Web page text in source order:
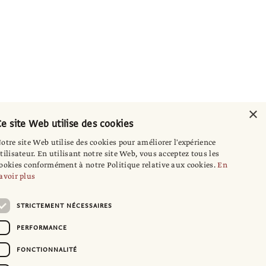
×
site Web utilise des cookies
site Web utilise des cookies pour améliorer l'expérience
En utilisant notre site Web, vous acceptez tous les
conformément à notre Politique relative aux cookies.En
plus
STRICTEMENT NÉCESSAIRES
PERFORMANCE
FONCTIONNALITÉ